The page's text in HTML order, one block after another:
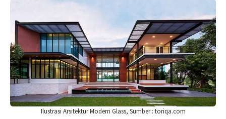
Ilustrasi Arsitektur Modern Glass, Sumber : toriqa.com